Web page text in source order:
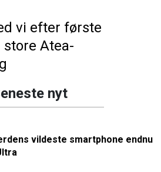
vi efter første
Atea-
nyt
vildeste smartphone endnu